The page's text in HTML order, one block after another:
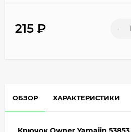
215 ₽ -
ОБЗОР ХАРАКТЕРИСТИКИ